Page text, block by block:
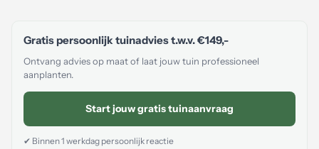
Gratis persoonlijk tuinadvies t.w.v.€149,-
Ontvang advies op maat of laat jouw tuin professioneel
aanplanten.
Start jouw gratis tuinaanvraag
✔ Binnen 1 werkdag persoonlijk reactie